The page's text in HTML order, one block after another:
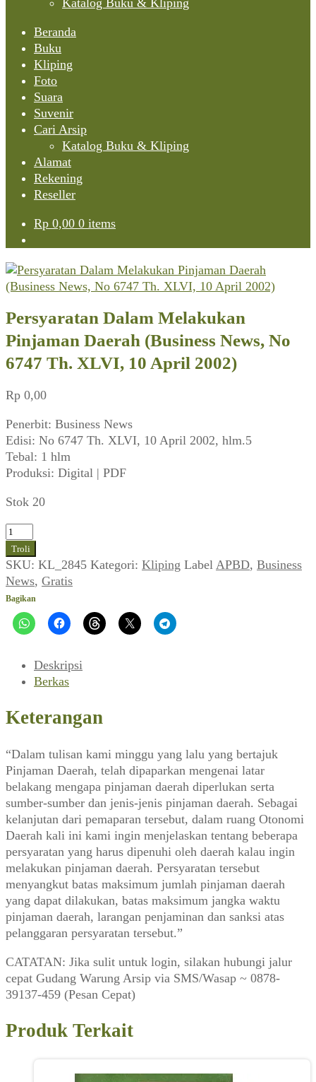
Katalog Buku & Kliping
Beranda
Buku
Kliping
Foto
Suara
Suvenir
Cari Arsip
Katalog Buku & Kliping
Alamat
Rekening
Reseller
Rp 0,00 0 items
Persyaratan Dalam Melakukan
Pinjaman Daerah (Business News, No
6747 Th. XLVI, 10 April 2002)
Rp 0,00
Penerbit: Business News
Edisi: No 6747 Th. XLVI, 10 April 2002, hlm.5
Tebal: 1 hlm
Produksi: Digital | PDF
Stok 20
Kuantitas
Persyaratan
Dalam
Melakukan
Pinjaman
Daerah
(Business
XLVI,
10
2002)
Troli
SKU: KL_2845 Kategori: Kliping Label APBD, Business
News, Gratis
Bagikan
Deskripsi
Berkas
Keterangan
“Dalam tulisan kami minggu yang lalu yang bertajuk
Pinjaman Daerah, telah dipaparkan mengenai latar
belakang mengapa pinjaman daerah diperlukan serta
sumber-sumber dan jenis-jenis pinjaman daerah. Sebagai
kelanjutan dari pemaparan tersebut, dalam ruang Otonomi
Daerah kali ini kami ingin menjelaskan tentang beberapa
persyaratan yang harus dipenuhi oleh daerah kalau ingin
melakukan pinjaman daerah. Persyaratan tersebut
menyangkut batas maksimum jumlah pinjaman daerah
yang dapat dilakukan, batas maksimum jangka waktu
pinjaman daerah, larangan penjaminan dan sanksi atas
pelanggaran persyaratan tersebut.”
CATATAN: Jika sulit untuk login, silakan hubungi jalur
cepat Gudang Warung Arsip via SMS/Wasap ~ 0878-
39137-459 (Pesan Cepat)
Produk Terkait